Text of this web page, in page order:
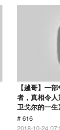
【越哥】一
者，真相令
卫戈尔的一生
# 616
2018-10-24